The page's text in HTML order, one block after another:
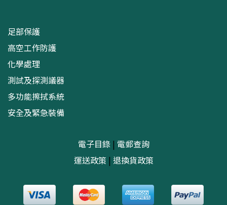
足部保護
高空工作防護
化學處理
測試及探測議器
多功能擦拭系統
安全及緊急裝備
電子目錄| 電郵查詢
運送政策 | 退換貨政策